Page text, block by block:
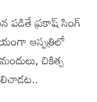
పడితే ప్రకాష్ సింగ్
ఆస్పత్రిలో
చికిత్స